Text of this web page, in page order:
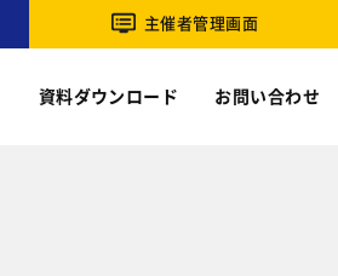
主催者管理画面
資料ダウンロード お問い合わせ